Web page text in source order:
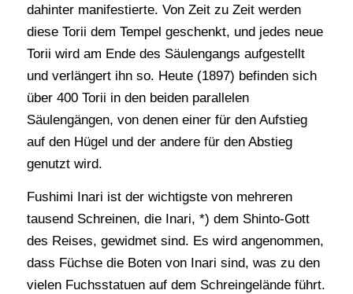
dahinter manifestierte. Von Zeit zu Zeit werden
diese Torii dem Tempel geschenkt, und jedes neue
Torii wird am Ende des Säulengangs aufgestellt
und verlängert ihn so. Heute (1897) befinden sich
über 400 Torii in den beiden parallelen
Säulengängen, von denen einer für den Aufstieg
auf den Hügel und der andere für den Abstieg
genutzt wird.
Fushimi Inari ist der wichtigste von mehreren
tausend Schreinen, die Inari, *) dem Shinto-Gott
des Reises, gewidmet sind. Es wird angenommen,
dass Füchse die Boten von Inari sind, was zu den
vielen Fuchsstatuen auf dem Schreingelände führt.